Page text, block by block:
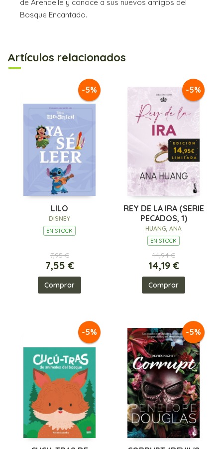
de Arendelle y conoce a sus nuevos amigos del
Bosque Encantado.
Artículos relacionados
-5%
LILO
DISNEY
EN STOCK
7,95 €
7,55 €
Comprar
-5%
REY DE LA IRA (SERIE
PECADOS, 1)
HUANG, ANA
EN STOCK
14,94 €
14,19 €
Comprar
-5% -5%